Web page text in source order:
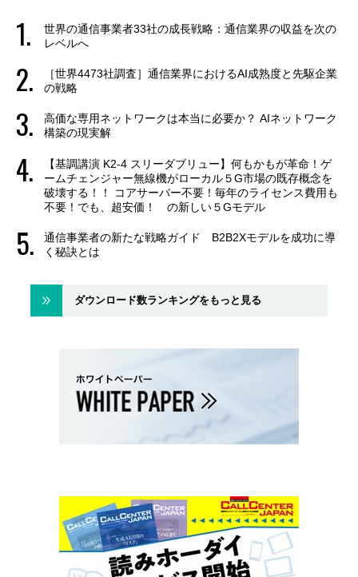
世界の通信事業者33社の成長戦略：通信業界の収益を次の
レベルへ
［世界4473社調査］通信業界におけるAI成熟度と先駆企業
の戦略
高価な専用ネットワークは本当に必要か？ AIネットワーク
構築の現実解
【基調講演 K2-4 スリーダブリュー】何もかもが革命！ゲ
ームチェンジャー無線機がローカル５G市場の既存概念を
破壊する！！ コアサーバー不要！毎年のライセンス費用も
不要！でも、超安価！ の新しい５Gモデル
通信事業者の新たな戦略ガイド B2B2Xモデルを成功に導
く秘訣とは
ダウンロード数ランキングをもっと見る